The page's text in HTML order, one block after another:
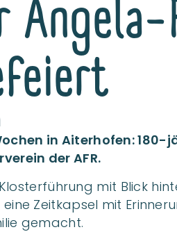
in Aiterhofen:
der AFR.
mit Blick
Zeitkapsel mit
gemacht.